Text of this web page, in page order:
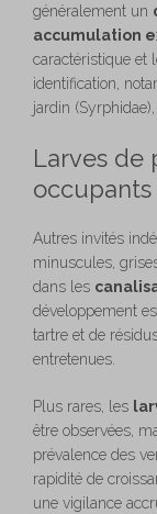
généralement un
accumulation
caractéristique et
identification,
jardin
Larves de
Autres invités
minuscules,
dans les
développement
tartre et de
entretenues.
Plus rares, les
être observées,
prévalence des
rapidité de
une vigilance